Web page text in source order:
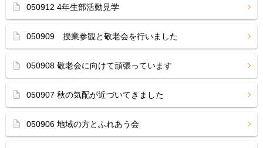
050912 4年生部活動見学
050909 授業参観と敬老会を行いました
050908 敬老会に向けて頑張っています
050907 秋の気配が近づいてきました
050906 地域の方とふれあう会